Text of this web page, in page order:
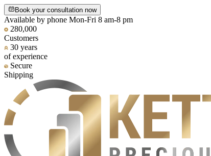
Book your consultation now
Available by phone Mon-Fri 8 am-8 pm
280,000
Customers
30 years
of experience
Secure
Shipping